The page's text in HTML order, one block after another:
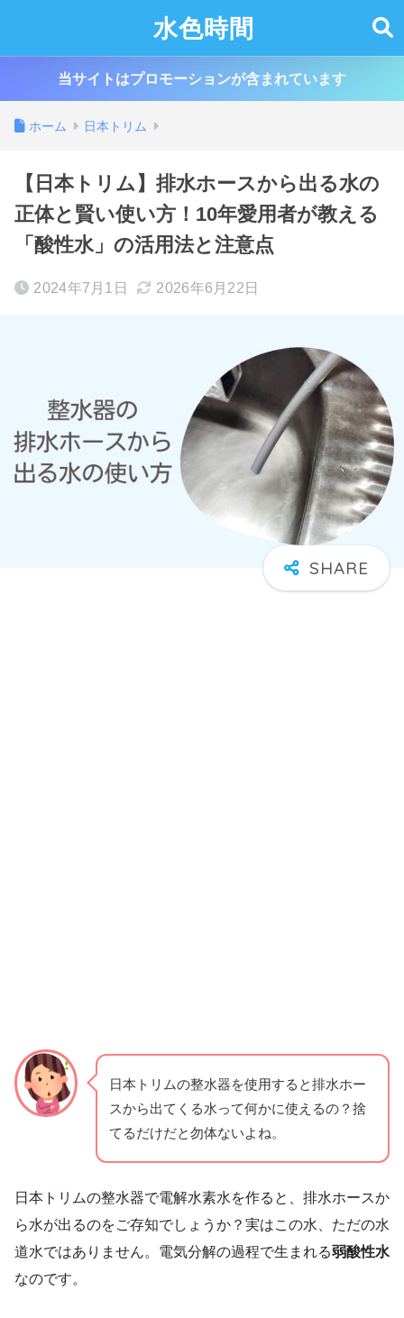
水色時間
当サイトはプロモーションが含まれています
ホーム 日本トリム
【日本トリム】排水ホースから出る水の
正体と賢い使い方！10年愛用者が教える
「酸性水」の活用法と注意点
2024年7月1日 2026年6月22日
日本トリムの整水器を使用すると排水ホー
スから出てくる水って何かに使えるの？捨
てるだけだと勿体ないよね。
日本トリムの整水器で電解水素水を作ると、排水ホースか
ら水が出るのをご存知でしょうか？実はこの水、ただの水
道水ではありません。電気分解の過程で生まれる弱酸性水
なのです。